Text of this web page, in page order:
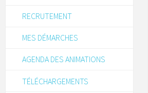
RECRUTEMENT
MES DÉMARCHES
AGENDA DES ANIMATIONS
TÉLÉCHARGEMENTS